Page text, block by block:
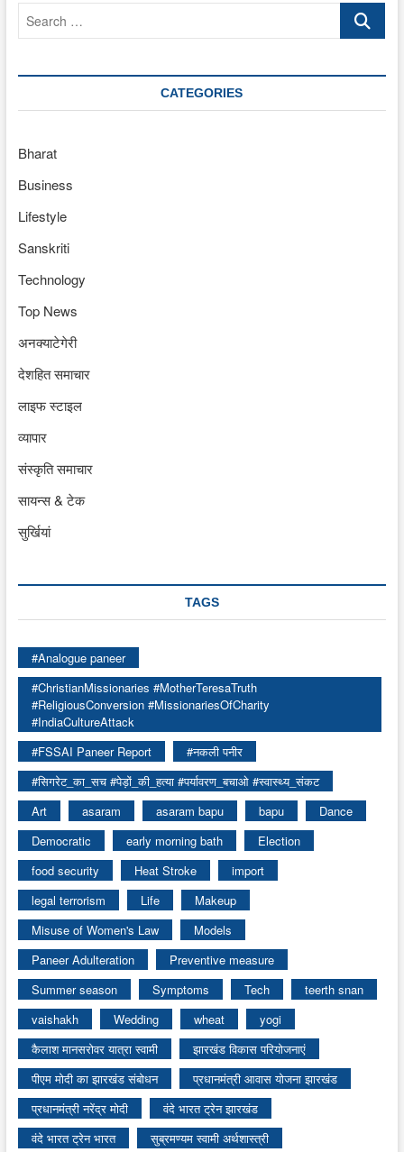
Search
CATEGORIES
Bharat
Business
Lifestyle
Sanskriti
Technology
Top News
अनक्याटेगेरी
देशहित समाचार
लाइफ स्टाइल
व्यापार
संस्कृति समाचार
सायन्स & टेक
सुर्खियां
TAGS
#Analogue paneer
#ChristianMissionaries #MotherTeresaTruth
#ReligiousConversion #MissionariesOfCharity
#IndiaCultureAttack
#FSSAI Paneer Report
#नकली पनीर
#सिगरेट_का_सच #पेड़ों_की_हत्या #पर्यावरण_बचाओ #स्वास्थ्य_संकट
Art
asaram asaram bapu bapu
Dance
Democratic
early morning bath
Election
food security
Heat Stroke
import
legal terrorism
Life
Makeup
Misuse of Women's Law
Models
Paneer Adulteration
Preventive measure
Summer season
Symptoms Tech
teerth snan
vaishakh
Wedding wheat
yogi
कैलाश मानसरोवर यात्रा स्वामी
झारखंड विकास परियोजनाएं
पीएम मोदी का झारखंड संबोधन
प्रधानमंत्री आवास योजना झारखंड
प्रधानमंत्री नरेंद्र मोदी
वंदे भारत ट्रेन झारखंड
वंदे भारत ट्रेन भारत
सुब्रमण्यम स्वामी अर्थशास्त्री